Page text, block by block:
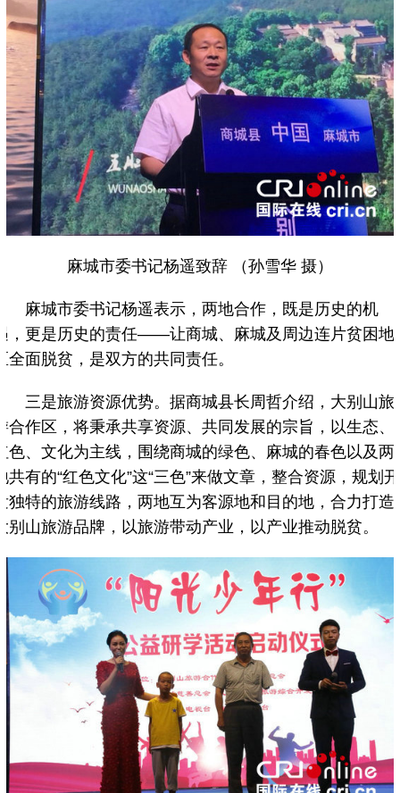
麻城市委书记杨遥致辞 （孙雪华 摄）
城市委书记杨遥表示，两地合作，既是历史的机
，更是历史的责任——让商城、麻城及周边连片贫困地
全面脱贫，是双方的共同责任。
是旅游资源优势。据商城县长周哲介绍，大别山旅
合作区，将秉承共享资源、共同发展的宗旨，以生态、
色、文化为主线，围绕商城的绿色、麻城的春色以及两
共有的“红色文化”这“三色”来做文章，整合资源，规划开
独特的旅游线路，两地互为客源地和目的地，合力打造
别山旅游品牌，以旅游带动产业，以产业推动脱贫。